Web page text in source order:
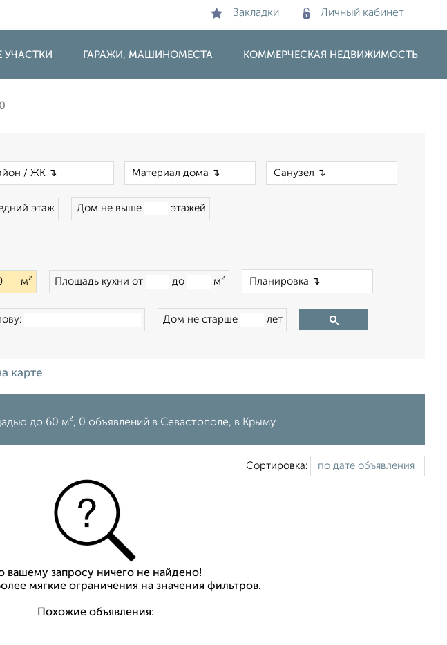
Закладки Личный кабинет
УЧАСТКИ ГАРАЖИ, МАШИНОМЕСТА КОММЕРЧЕСКАЯ НЕДВИЖИМОСТЬ
0
этаж Дом не выше этажей
м² Площадь кухни от до м²
Дом не старше лет
карте
до 60 м², 0 объявлений в Севастополе, в Крыму
Сортировка:
вашему запросу ничего не найдено!
мягкие ограничения на значения фильтров.
Похожие объявления: